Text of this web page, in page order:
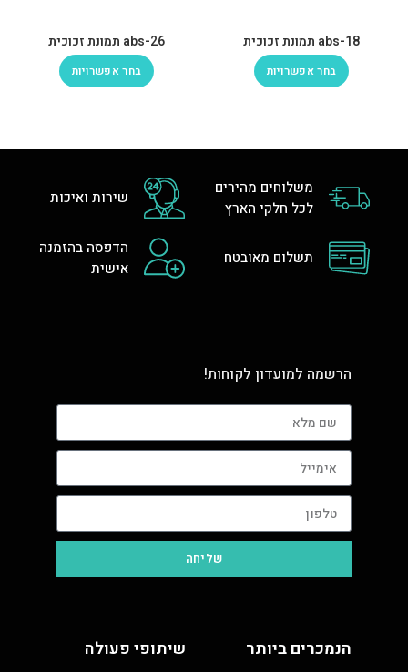
abs-18 תמונת זכוכית
בחר אפשרויות
abs-26 תמונת זכוכית
בחר אפשרויות
משלוחים מהירים
לכל חלקי הארץ
שירות ואיכות
תשלום מאובטח
הדפסה בהזמנה
אישית
הרשמה למועדון לקוחות!
שליחה
הנמכרים ביותר שיתופי פעולה